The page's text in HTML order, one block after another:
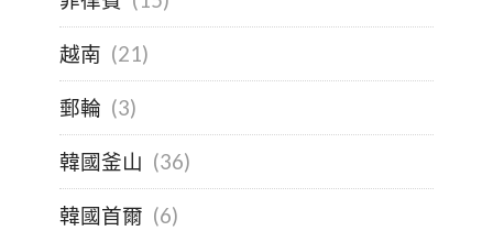
越南 (21)
郵輪 (3)
韓國釜山 (36)
韓國首爾 (6)